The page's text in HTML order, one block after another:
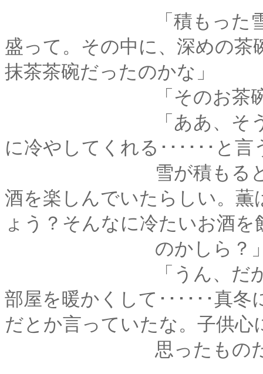
「積もった雪を掬っ
盛って。その中に、深めの茶
抹茶茶碗だったのかな」
「そのお茶碗に、
「ああ、そうしたら
に冷やしてくれる･･････と
雪が積もると、比古
酒を楽しんでいたらしい。
ょう？そんなに冷たいお酒
のかしら？」と素
「うん、だから囲炉
部屋を暖かくして･･････真
だとか言っていたな。子供心
思ったものだ